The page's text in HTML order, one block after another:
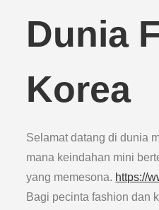
Dunia
Korea
Selamat datang di dunia
mana keindahan mini
yang memesona. https://
Bagi pecinta fashion dan